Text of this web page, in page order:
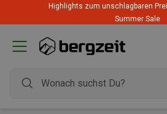
Highlights zum unschlagbaren
Summer Sale